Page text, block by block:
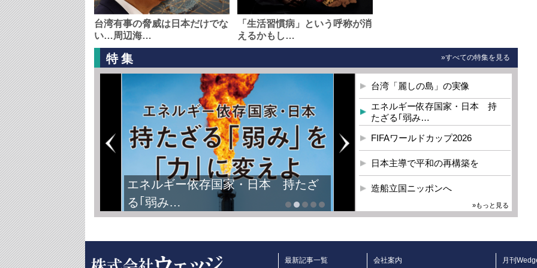
台湾有事の脅威は日本だけでな
い…周辺海…
「生活習慣病」という呼称が消
えるかもし…
特集 »すべての特集を見る
エネルギー依存国家・日本 持たざ
る｢弱み…
台湾「麗しの島」の実像
エネルギー依存国家・日本 持
たざる｢弱み…
FIFAワールドカップ2026
日本主導で平和の再構築を
造船立国ニッポンへ
»もっと見る
最新記事一覧 会社案内 月刊